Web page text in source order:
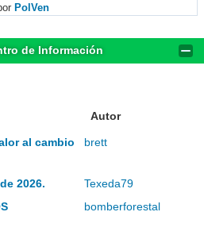
PolVen
de Información
Autor
al cambio
brett
2026.
Texeda79
bomberforestal